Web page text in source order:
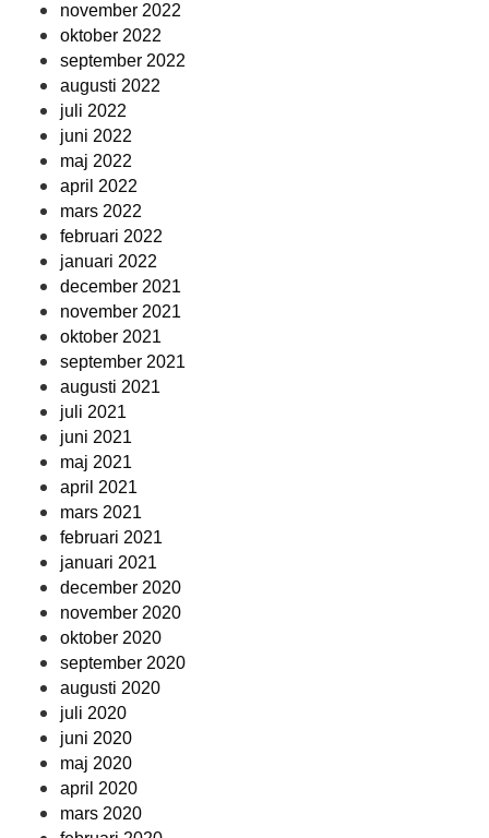
november 2022
oktober 2022
september 2022
augusti 2022
juli 2022
juni 2022
maj 2022
april 2022
mars 2022
februari 2022
januari 2022
december 2021
november 2021
oktober 2021
september 2021
augusti 2021
juli 2021
juni 2021
maj 2021
april 2021
mars 2021
februari 2021
januari 2021
december 2020
november 2020
oktober 2020
september 2020
augusti 2020
juli 2020
juni 2020
maj 2020
april 2020
mars 2020